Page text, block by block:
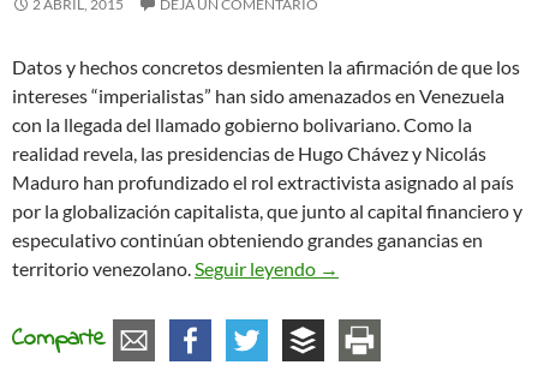
2 ABRIL, 2015 DEJA UN COMENTARIO
Datos y hechos concretos desmienten la afirmación de que los
intereses “imperialistas” han sido amenazados en Venezuela
con la llegada del llamado gobierno bolivariano. Como la
realidad revela, las presidencias de Hugo Chávez y Nicolás
Maduro han profundizado el rol extractivista asignado al país
por la globalización capitalista, que junto al capital financiero y
especulativo continúan obteniendo grandes ganancias en
territorio venezolano.Seguir leyendo “Crisis” USA-Venezuela:
→
Comparte